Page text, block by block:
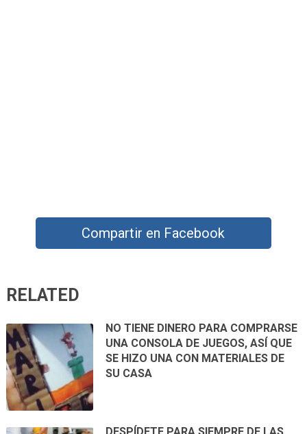
Compartir en Facebook
RELATED
NO TIENE DINERO PARA COMPRARSE
UNA CONSOLA DE JUEGOS, ASÍ QUE
SE HIZO UNA CON MATERIALES DE
SU CASA